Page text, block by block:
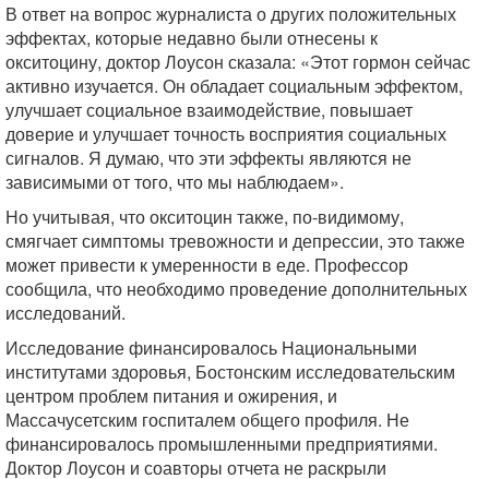
В ответ на вопрос журналиста о других положительных
эффектах, которые недавно были отнесены к
окситоцину, доктор Лоусон сказала: «Этот гормон сейчас
активно изучается. Он обладает социальным эффектом,
улучшает социальное взаимодействие, повышает
доверие и улучшает точность восприятия социальных
сигналов. Я думаю, что эти эффекты являются не
зависимыми от того, что мы наблюдаем».
Но учитывая, что окситоцин также, по-видимому,
смягчает симптомы тревожности и депрессии, это также
может привести к умеренности в еде. Профессор
сообщила, что необходимо проведение дополнительных
исследований.
Исследование финансировалось Национальными
институтами здоровья, Бостонским исследовательским
центром проблем питания и ожирения, и
Массачусетским госпиталем общего профиля. Не
финансировалось промышленными предприятиями.
Доктор Лоусон и соавторы отчета не раскрыли